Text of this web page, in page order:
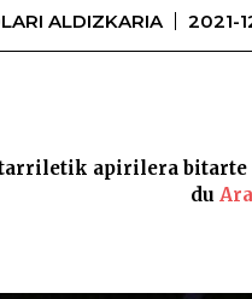
ALDIZKARIA 2021-
apirilera bitarte
du